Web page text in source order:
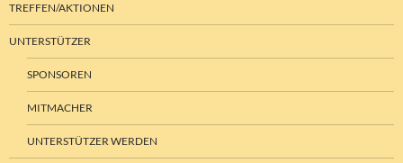
TREFFEN/AKTIONEN
UNTERSTÜTZER
SPONSOREN
MITMACHER
UNTERSTÜTZER WERDEN